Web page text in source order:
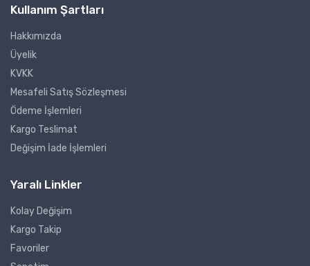
Kullanım Şartları
Hakkımızda
Üyelik
KVKK
Mesafeli Satış Sözleşmesi
Ödeme İşlemleri
Kargo Teslimat
Değişim İade İşlemleri
Yaralı Linkler
Kolay Değişim
Kargo Takip
Favoriler